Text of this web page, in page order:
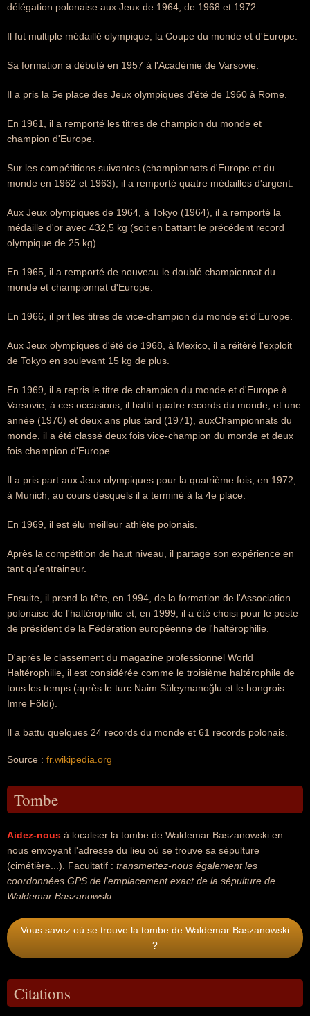
délégation polonaise aux Jeux de 1964, de 1968 et 1972.
Il fut multiple médaillé olympique, la Coupe du monde et d'Europe.
Sa formation a débuté en 1957 à l'Académie de Varsovie.
Il a pris la 5e place des Jeux olympiques d'été de 1960 à Rome.
En 1961, il a remporté les titres de champion du monde et
champion d'Europe.
Sur les compétitions suivantes (championnats d'Europe et du
monde en 1962 et 1963), il a remporté quatre médailles d'argent.
Aux Jeux olympiques de 1964, à Tokyo (1964), il a remporté la
médaille d'or avec 432,5 kg (soit en battant le précédent record
olympique de 25 kg).
En 1965, il a remporté de nouveau le doublé championnat du
monde et championnat d'Europe.
En 1966, il prit les titres de vice-champion du monde et d'Europe.
Aux Jeux olympiques d'été de 1968, à Mexico, il a réitèré l'exploit
de Tokyo en soulevant 15 kg de plus.
En 1969, il a repris le titre de champion du monde et d'Europe à
Varsovie, à ces occasions, il battit quatre records du monde, et une
année (1970) et deux ans plus tard (1971), auxChampionnats du
monde, il a été classé deux fois vice-champion du monde et deux
fois champion d'Europe .
Il a pris part aux Jeux olympiques pour la quatrième fois, en 1972,
à Munich, au cours desquels il a terminé à la 4e place.
En 1969, il est élu meilleur athlète polonais.
Après la compétition de haut niveau, il partage son expérience en
tant qu'entraineur.
Ensuite, il prend la tête, en 1994, de la formation de l'Association
polonaise de l'haltérophilie et, en 1999, il a été choisi pour le poste
de président de la Fédération européenne de l'haltérophilie.
D'après le classement du magazine professionnel World
Haltérophilie, il est considérée comme le troisième haltérophile de
tous les temps (après le turc Naim Süleymanoğlu et le hongrois
Imre Földi).
Il a battu quelques 24 records du monde et 61 records polonais.
Source : fr.wikipedia.org
Tombe
Aidez-nous à localiser la tombe de Waldemar Baszanowski en
nous envoyant l'adresse du lieu où se trouve sa sépulture
(cimétière...). Facultatif : transmettez-nous également les
coordonnées GPS de l'emplacement exact de la sépulture de
Waldemar Baszanowski.
Vous savez où se trouve la tombe de Waldemar Baszanowski
?
Citations